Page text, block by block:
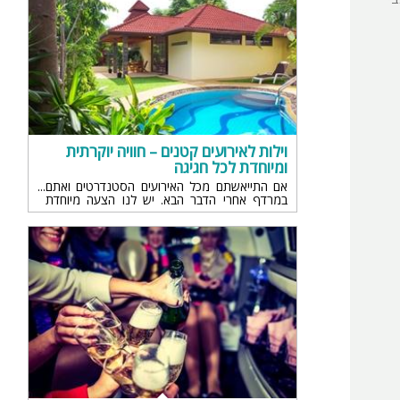
וילות לאירועים קטנים – חוויה יוקרתית
ומיוחדת לכל חגיגה
אם התייאשתם מכל האירועים הסטנדרטים ואתם
במרדף אחרי הדבר הבא. יש לנו הצעה מיוחדת
שתהפוך את האירוע שלכם לבלתי נשכח!